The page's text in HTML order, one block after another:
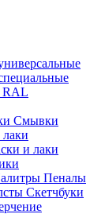
RAL
Смывки
и лаки
Пеналы
Скетчбуки